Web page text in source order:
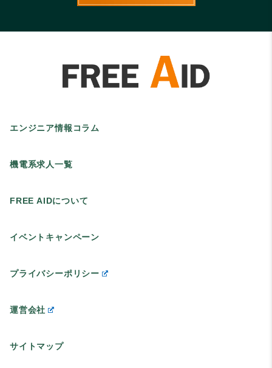
エンジニア情報コラム
機電系求人一覧
FREE AIDについて
イベントキャンペーン
プライバシーポリシー
運営会社
サイトマップ